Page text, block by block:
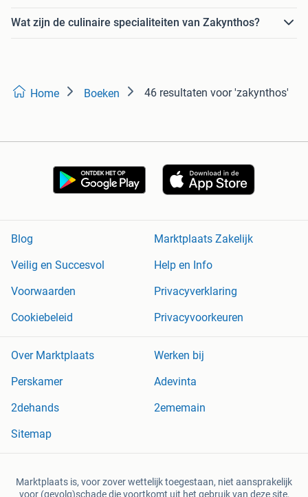
Wat zijn de culinaire specialiteiten van Zakynthos?
Home Boeken 46 resultaten voor 'zakynthos'
Blog
Marktplaats Zakelijk
Veilig en Succesvol
Help en Info
Voorwaarden
Privacyverklaring
Cookiebeleid
Privacyvoorkeuren
Over Marktplaats
Werken bij
Perskamer
Adevinta
2dehands
2ememain
Sitemap
Marktplaats is, voor zover wettelijk toegestaan, niet aansprakelijk
voor (gevolg)schade die voortkomt uit het gebruik van deze site,